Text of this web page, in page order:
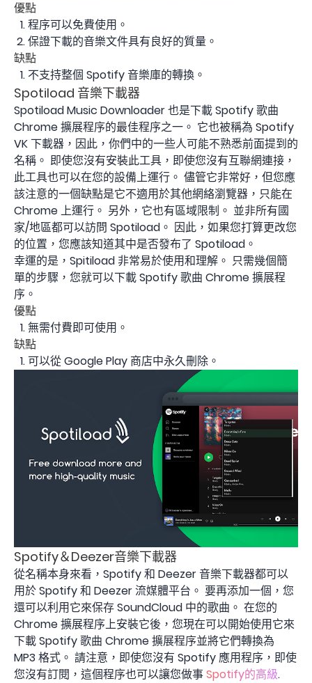
優點
程序可以免費使用。
保證下載的音樂文件具有良好的質量。
缺點
不支持整個 Spotify 音樂庫的轉換。
Spotiload 音樂下載器
Spotiload Music Downloader 也是下載 Spotify 歌曲
Chrome 擴展程序的最佳程序之一。 它也被稱為 Spotify
VK 下載器，因此，你們中的一些人可能不熟悉前面提到的
名稱。 即使您沒有安裝此工具，即使您沒有互聯網連接，
此工具也可以在您的設備上運行。 儘管它非常好，但您應
該注意的一個缺點是它不適用於其他網絡瀏覽器，只能在
Chrome 上運行。 另外，它也有區域限制。 並非所有國
家/地區都可以訪問 Spotiload。 因此，如果您打算更改您
的位置，您應該知道其中是否發布了 Spotiload。
幸運的是，Spitiload 非常易於使用和理解。 只需幾個簡
單的步驟，您就可以下載 Spotify 歌曲 Chrome 擴展程
序。
優點
無需付費即可使用。
缺點
可以從 Google Play 商店中永久刪除。
Spotify＆Deezer音樂下載器
從名稱本身來看，Spotify 和 Deezer 音樂下載器都可以
用於 Spotify 和 Deezer 流媒體平台。 要再添加一個，您
還可以利用它來保存 SoundCloud 中的歌曲。 在您的
Chrome 擴展程序上安裝它後，您現在可以開始使用它來
下載 Spotify 歌曲 Chrome 擴展程序並將它們轉換為
MP3 格式。 請注意，即使您沒有 Spotify 應用程序，即使
您沒有訂閱，這個程序也可以讓您做事Spotify的高級.